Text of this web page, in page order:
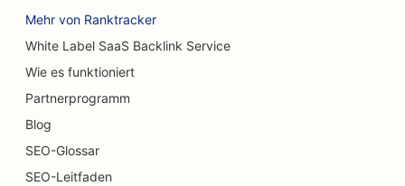
SEO für Restaurants, die zwanglos speisen
SEO für Geschäfte für Teppiche und Bodenbeläge
SEO für Autohäuser
Mehr von Ranktracker
White Label SaaS Backlink Service
Wie es funktioniert
Partnerprogramm
Blog
SEO-Glossar
SEO-Leitfaden